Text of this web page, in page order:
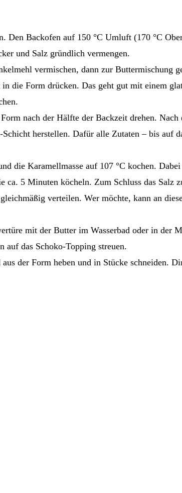
Den Backofen auf 150 °C Umluft (170 °C
und Salz gründlich vermengen.
vermischen, dann zur Buttermischung
die Form drücken. Das geht gut mit einem
nach der Hälfte der Backzeit drehen. Nach
herstellen. Dafür alle Zutaten – bis auf
die Karamellmasse auf 107 °C kochen.
ca. 5 Minuten köcheln. Zum Schluss das Salz
verteilen. Wer möchte, kann an
mit der Butter im Wasserbad oder in
auf das Schoko-Topping streuen.
der Form heben und in Stücke schneiden.